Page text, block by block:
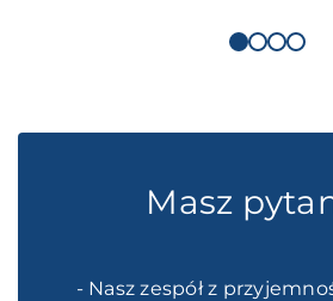
Masz
- Nasz zespół z